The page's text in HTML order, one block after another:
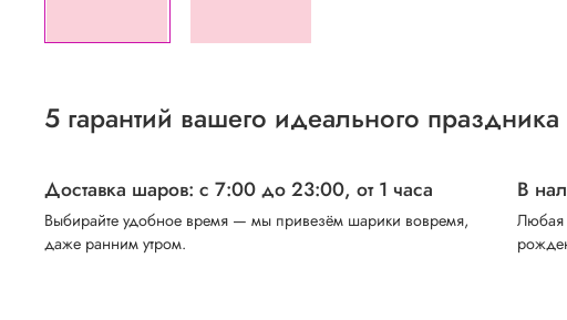
5 гарантий вашего идеального праздника
Доставка шаров: с 7:00 до 23:00, от 1 часа
Выбирайте удобное время — мы привезём шарики вовремя,
даже ранним утром.
В
Любая